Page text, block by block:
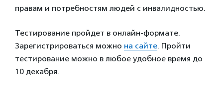
правам и потребностям людей с инвалидностью.
Тестирование пройдет в онлайн-формате.
Зарегистрироваться можно на сайте. Пройти
тестирование можно в любое удобное время до
10 декабря.